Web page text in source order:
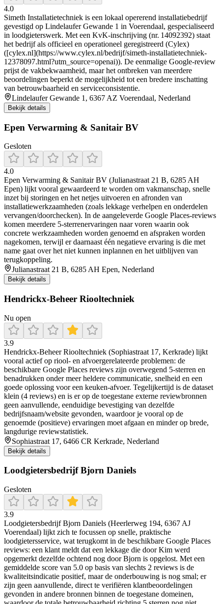
4.0
Simeth Installatietechniek is een lokaal opererend installatiebedrijf
gevestigd op Lindelaufer Gewande 1 in Voerendaal, gespecialiseerd
in loodgieterswerk. Met een KvK-inschrijving (nr. 14092392) staat
het bedrijf als officieel en operationeel geregistreerd (Cylex)
([cylex.nl](https://www.cylex.nl/bedrijf/simeth-installatietechniek-
12378097.html?utm_source=openai)). De eenmalige Google-review
prijst de vakbekwaamheid, maar het ontbreken van meerdere
beoordelingen beperkt de mogelijkheid tot een bredere inschatting
van betrouwbaarheid en serviceconsistentie.
Lindelaufer Gewande 1, 6367 AZ Voerendaal, Nederland
Bekijk details
Epen Verwarming & Sanitair BV
Gesloten
4.0
Epen Verwarming & Sanitair BV (Julianastraat 21 B, 6285 AH
Epen) lijkt vooral gewaardeerd te worden om vakmanschap, snelle
inzet bij storingen en het netjes uitvoeren en afronden van
installatiewerkzaamheden (zoals lekkage verhelpen en onderdelen
vervangen/doorchecken). In de aangeleverde Google Places-reviews
komen meerdere 5-sterrenervaringen naar voren waarin ook
concrete werkzaamheden worden genoemd en afspraken worden
nagekomen, terwijl er daarnaast één negatieve ervaring is die met
name gaat over het niet kunnen inplannen en het uitblijven van
terugkoppeling.
Julianastraat 21 B, 6285 AH Epen, Nederland
Bekijk details
Hendrickx-Beheer Riooltechniek
Nu open
3.9
Hendrickx-Beheer Riooltechniek (Sophiastraat 17, Kerkrade) lijkt
vooral actief op riool- en afvoergerelateerde problemen: de
beschikbare Google Places reviews zijn overwegend 5-sterren en
benadrukken onder meer heldere communicatie, snelheid en een
goede oplossing voor een keuken-afvoer. Tegelijkertijd is de dataset
klein (4 reviews) en is er op de toegestane externe reviewbronnen
geen aanvullende, eenduidige bevestiging van dezelfde
bedrijfsnaam/website gevonden, waardoor je vooral op de
genoemde (positieve) ervaringen moet afgaan en minder op brede,
langdurige reviewstatistiek.
Sophiastraat 17, 6466 CR Kerkrade, Nederland
Bekijk details
Loodgietersbedrijf Bjorn Daniels
Gesloten
3.9
Loodgietersbedrijf Bjorn Daniels (Heerlerweg 194, 6367 AJ
Voerendaal) lijkt zich te focussen op snelle, praktische
loodgietersservice, wat terugkomt in de beschikbare Google Places
reviews: een klant meldt dat een lekkage die door Kim werd
opgemerkt dezelfde ochtend nog door Bjorn is opgelost. Met een
gemiddelde score van 5.0 op basis van slechts 2 reviews is de
kwaliteitsindicatie positief, maar de onderbouwing is nog smal; er
zijn geen aanvullende, direct te verifiëren klantbeoordelingen
gevonden in andere bronnen binnen de toegestane domeinen,